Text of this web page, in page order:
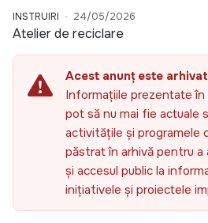
INSTRUIRI 24/05/2026
Atelier de reciclare
Acest anunț este
Informațiile prezentate în
pot să nu mai fie actuale
activitățile și programele
păstrat în arhivă pentru a
și accesul public la
inițiativele și proiectele